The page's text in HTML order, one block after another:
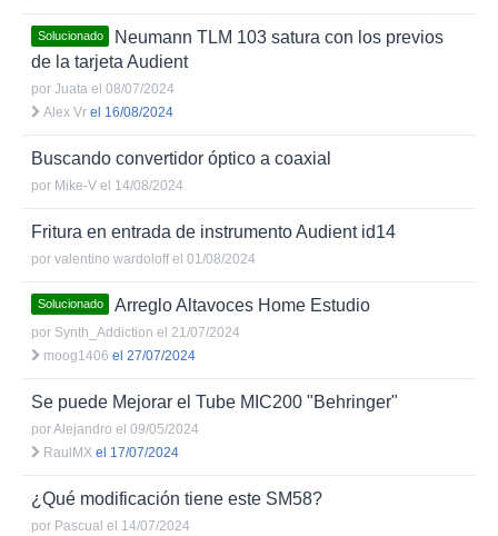
Solucionado
Neumann TLM 103 satura con los previos
de la tarjeta Audient
por Juata el 08/07/2024
Alex Vr el 16/08/2024
Buscando convertidor óptico a coaxial
por Mike-V el 14/08/2024
Fritura en entrada de instrumento Audient id14
por valentino wardoloffel 01/08/2024
Solucionado Arreglo Altavoces Home Estudio
por Synth_Addiction el 21/07/2024
moog1406 el 27/07/2024
Se puede Mejorar el Tube MIC200 "Behringer"
porAlejandro el 09/05/2024
RaulMX el 17/07/2024
¿Qué modificación tiene este SM58?
por Pascual el 14/07/2024